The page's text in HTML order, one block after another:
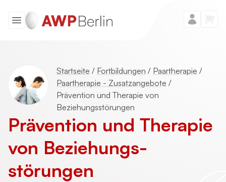
Startseite / Fortbildungen / Paartherapie /
Paartherapie - Zusatzangebote /
Prävention und Therapie von
Beziehungsstörungen
Prävention und Therapie
von Beziehungs­
störungen